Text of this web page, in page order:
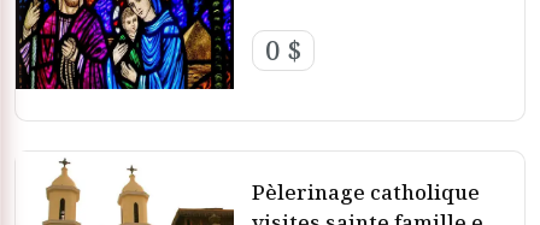
0 $
Pèlerinage catholique